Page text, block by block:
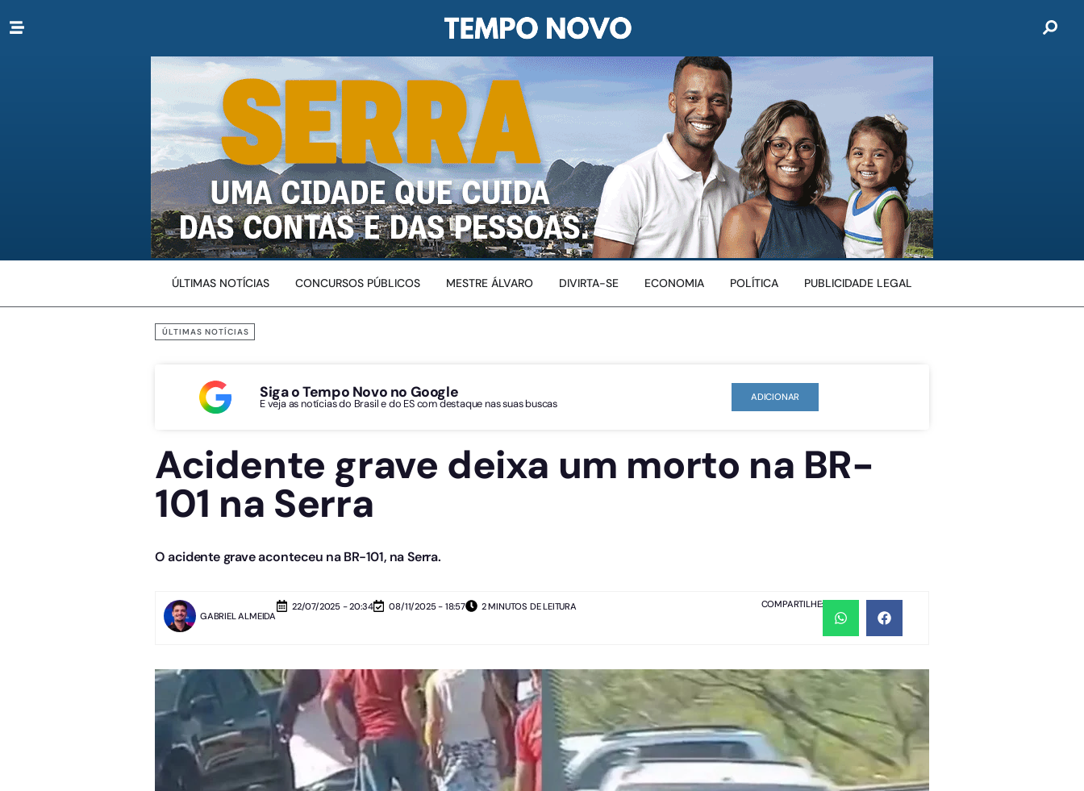
ÚLTIMAS NOTÍCIAS CONCURSOS PÚBLICOS MESTRE ÁLVARO DIVIRTA-SE ECONOMIA POLÍTICA PUBLICIDADE LEGAL
ÚLTIMAS NOTÍCIAS
Siga o Tempo Novo no Google
E veja as notícias do Brasil e do ES com destaque nas suas buscas ADICIONAR
Acidente grave deixa um morto na BR-
101 na Serra
O acidente grave aconteceu na BR-101, na Serra.
GABRIEL ALMEIDA
22/07/2025 - 20:34 08/11/2025 - 18:57 2 MINUTOS DE LEITURA COMPARTILHE: